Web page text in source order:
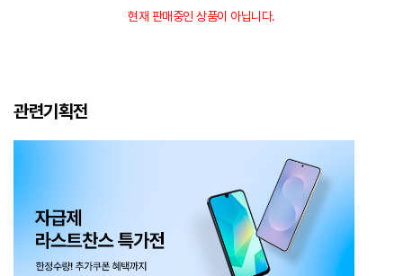
현재 판매중인 상품이 아닙니다.
관련기획전